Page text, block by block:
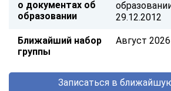
о документах об
образовании
29.12.2012
Ближайший набор
группы
Август 2026
Записаться в